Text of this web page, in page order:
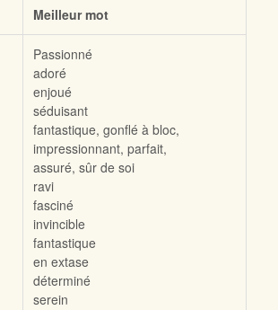
Meilleur mot
Passionné
adoré
enjoué
séduisant
fantastique, gonflé à bloc,
impressionnant, parfait,
assuré, sûr de soi
ravi
fasciné
invincible
fantastique
en extase
déterminé
serein